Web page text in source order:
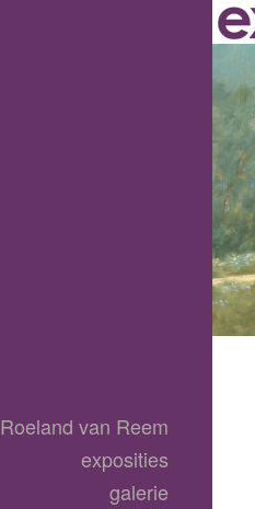
Roeland van Reem
exposities
galerie